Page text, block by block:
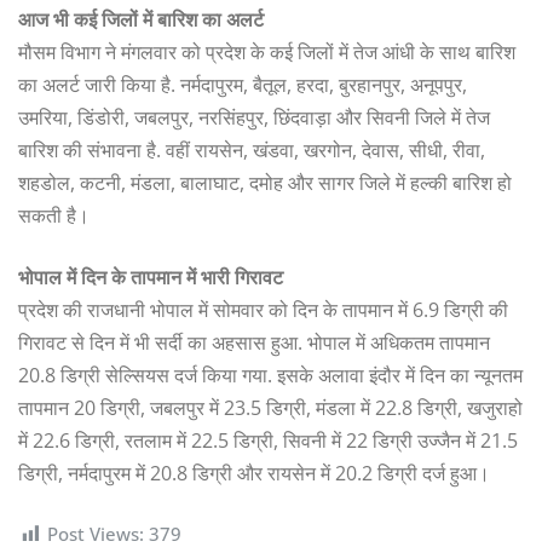
आज भी कई जिलों में बारिश का अलर्ट
मौसम विभाग ने मंगलवार को प्रदेश के कई जिलों में तेज आंधी के साथ बारिश
का अलर्ट जारी किया है. नर्मदापुरम, बैतूल, हरदा, बुरहानपुर, अनूपपुर,
उमरिया, डिंडोरी, जबलपुर, नरसिंहपुर, छिंदवाड़ा और सिवनी जिले में तेज
बारिश की संभावना है. वहीं रायसेन, खंडवा, खरगोन, देवास, सीधी, रीवा,
शहडोल, कटनी, मंडला, बालाघाट, दमोह और सागर जिले में हल्की बारिश हो
सकती है।
भोपाल में दिन के तापमान में भारी गिरावट
प्रदेश की राजधानी भोपाल में सोमवार को दिन के तापमान में 6.9 डिग्री की
गिरावट से दिन में भी सर्दी का अहसास हुआ. भोपाल में अधिकतम तापमान
20.8 डिग्री सेल्सियस दर्ज किया गया. इसके अलावा इंदौर में दिन का न्यूनतम
तापमान 20 डिग्री, जबलपुर में 23.5 डिग्री, मंडला में 22.8 डिग्री, खजुराहो
में 22.6 डिग्री, रतलाम में 22.5 डिग्री, सिवनी में 22 डिग्री उज्जैन में 21.5
डिग्री, नर्मदापुरम में 20.8 डिग्री और रायसेन में 20.2 डिग्री दर्ज हुआ।
Post Views: 379